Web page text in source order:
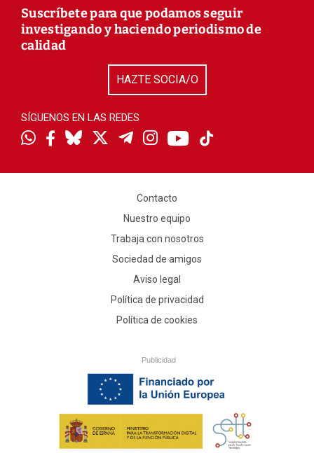
Suscríbete para que podamos seguir
investigando y haciendo periodismo de
calidad
HAZTE SOCIA/O
SÍGUENOS EN LAS REDES
Contacto
Nuestro equipo
Trabaja con nosotros
Sociedad de amigos
Aviso legal
Política de privacidad
Política de cookies
Publicidad